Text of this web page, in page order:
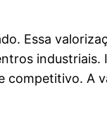
Essa
competitivo. A